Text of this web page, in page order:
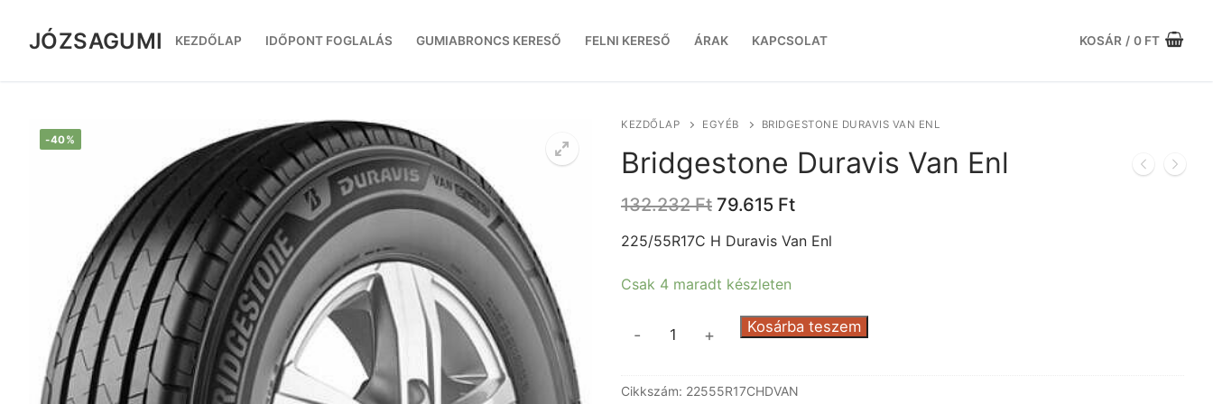
tartalomra
JÓZSAGUMI KEZDŐLAP IDŐPONT FOGLALÁS GUMIABRONCS KERESŐ FELNI KERESŐ ÁRAK KAPCSOLAT KOSÁR / 0 FT
-40%
KEZDŐLAP EGYÉB BRIDGESTONE DURAVIS VAN ENL
Bridgestone Duravis Van Enl
132.232Ft Original
was:
79.615 FtCurrent
is:
225/55R17C H Duravis Van Enl
Csak 4 maradt készleten
Bridgestone
Enl
- + Kosárba teszem
Cikkszám: 22555R17CHDVAN